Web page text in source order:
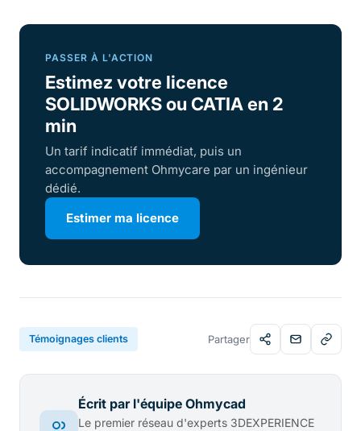
PASSER À L'ACTION
Estimez votre licence
SOLIDWORKS ou CATIA en 2
min
Un tarif indicatif immédiat, puis un
accompagnement Ohmycare par un ingénieur
dédié.
Estimer ma licence
Témoignages clients Partager
Écrit par l'équipe Ohmycad
Le premier réseau d'experts 3DEXPERIENCE